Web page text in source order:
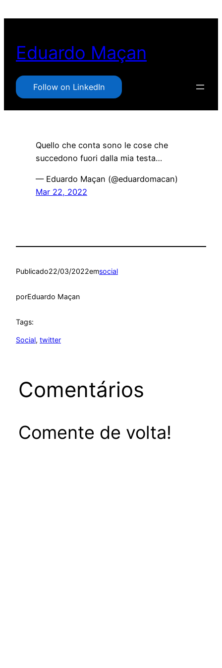
conteúdo
Eduardo Maçan
Follow on LinkedIn
Quello che conta sono le cose che
succedono fuori dalla mia testa…
— Eduardo Maçan (@eduardomacan)
Mar 22, 2022
Publicado22/03/2022emsocial
porEduardo Maçan
Tags:
Social, twitter
Comentários
Comente de volta!